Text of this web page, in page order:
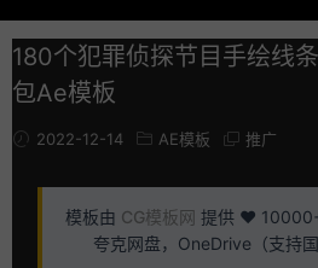
180个犯罪侦探节目手绘线
包Ae模板
2022-12-14 AE模板 推广
模板由 CG模板网 提供 ❤️ 10000+
夸克网盘，OneDrive（支持